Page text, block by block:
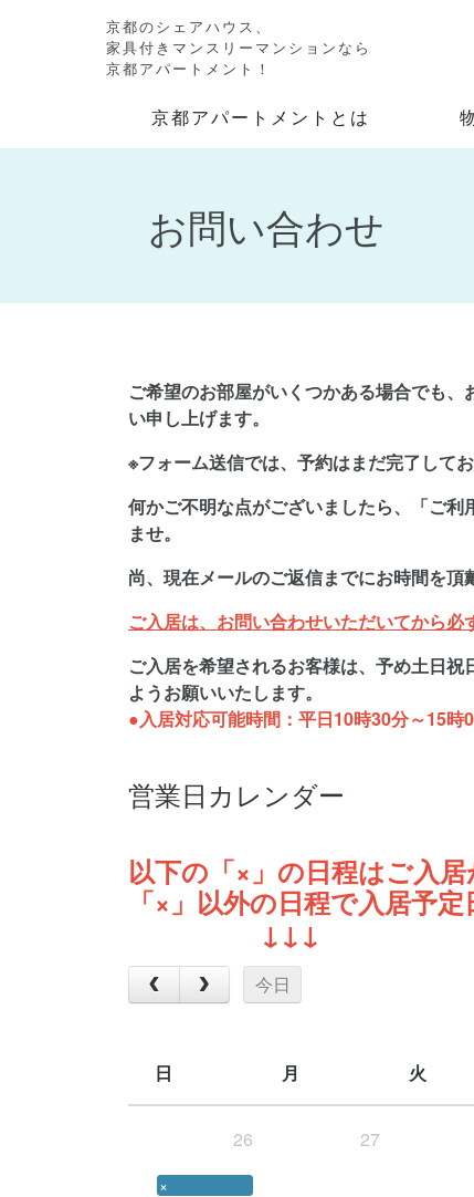
京都のシェアハウス、
家具付きマンスリーマンションなら
京都アパートメント！
京都アパートメントとは
お問い合わせ
ご希望のお部屋がいくつかある場合でも
い申し上げます。
※フォーム送信では、予約はまだ完了してお
何かご不明な点がございましたら、「ご
ませ。
尚、現在メールのご返信までにお時間を頂
ご入居は、お問い合わせいただいてから必
ご入居を希望されるお客様は、予め土日
ようお願いいたします。
●入居対応可能時間：平日10時30分～15時
営業日カレンダー
以下の「×」の日程はご入居
「×」以外の日程で入居予
↓↓↓
今日
日 月 火
26 27
×